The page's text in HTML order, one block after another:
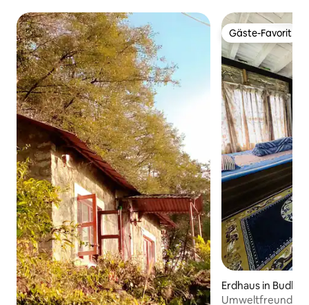
Gäste-Favorit
Gäste-Favorit
Erdhaus in